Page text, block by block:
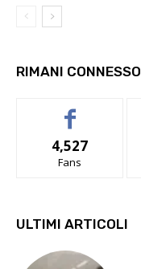
RIMANI CONNESSO
4,527
Fans
ULTIMI ARTICOLI